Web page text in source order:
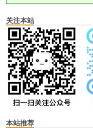
关注本站
本站推荐